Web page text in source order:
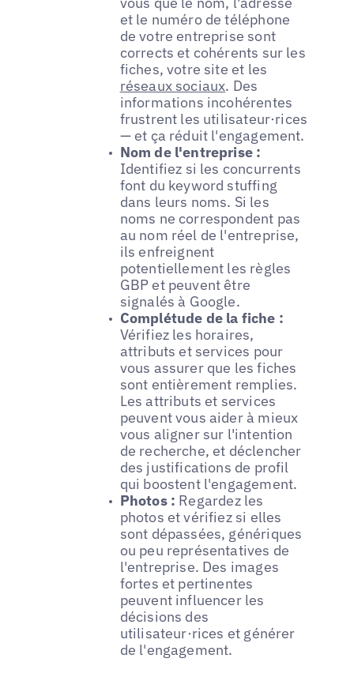
et le numéro de téléphone
de votre entreprise sont
corrects et cohérents sur les
fiches, votre site et les
réseaux sociaux. Des
informations incohérentes
frustrent les utilisateur·rices
— et ça réduit l'engagement.
Nom de l'entreprise :
Identifiez si les concurrents
font du keyword stuffing
dans leurs noms. Si les
noms ne correspondent pas
au nom réel de l'entreprise,
ils enfreignent
potentiellement les règles
GBP et peuvent être
signalés à Google.
Complétude de la fiche :
Vérifiez les horaires,
attributs et services pour
vous assurer que les fiches
sont entièrement remplies.
Les attributs et services
peuvent vous aider à mieux
vous aligner sur l'intention
de recherche, et déclencher
des justifications de profil
qui boostent l'engagement.
Photos : Regardez les
photos et vérifiez si elles
sont dépassées, génériques
ou peu représentatives de
l'entreprise. Des images
fortes et pertinentes
peuvent influencer les
décisions des
utilisateur·rices et générer
de l'engagement.